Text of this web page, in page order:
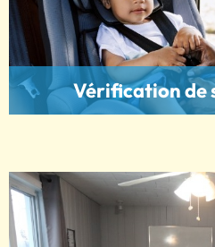
Vérification de